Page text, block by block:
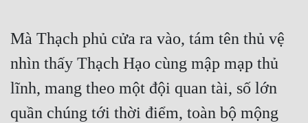
Mà Thạch phủ cửa ra vào, tám tên thủ vệ
nhìn thấy Thạch Hạo cùng mập mạp thủ
lĩnh, mang theo một đội quan tài, số lớn
quần chúng tới thời điểm, toàn bộ mộng